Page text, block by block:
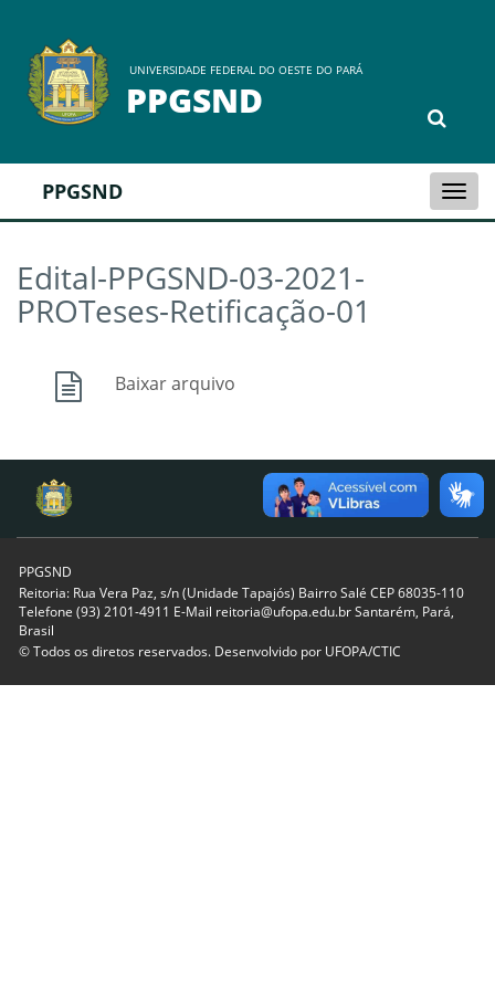
UNIVERSIDADE FEDERAL DO OESTE DO PARÁ
PPGSND
PPGSND
Edital-PPGSND-03-2021-
PROTeses-Retificação-01
Baixar arquivo
PPGSND
Reitoria: Rua Vera Paz, s/n (Unidade Tapajós) Bairro Salé CEP 68035-110
Telefone (93) 2101-4911 E-Mail reitoria@ufopa.edu.br Santarém, Pará,
Brasil
© Todos os diretos reservados. Desenvolvido por UFOPA/CTIC